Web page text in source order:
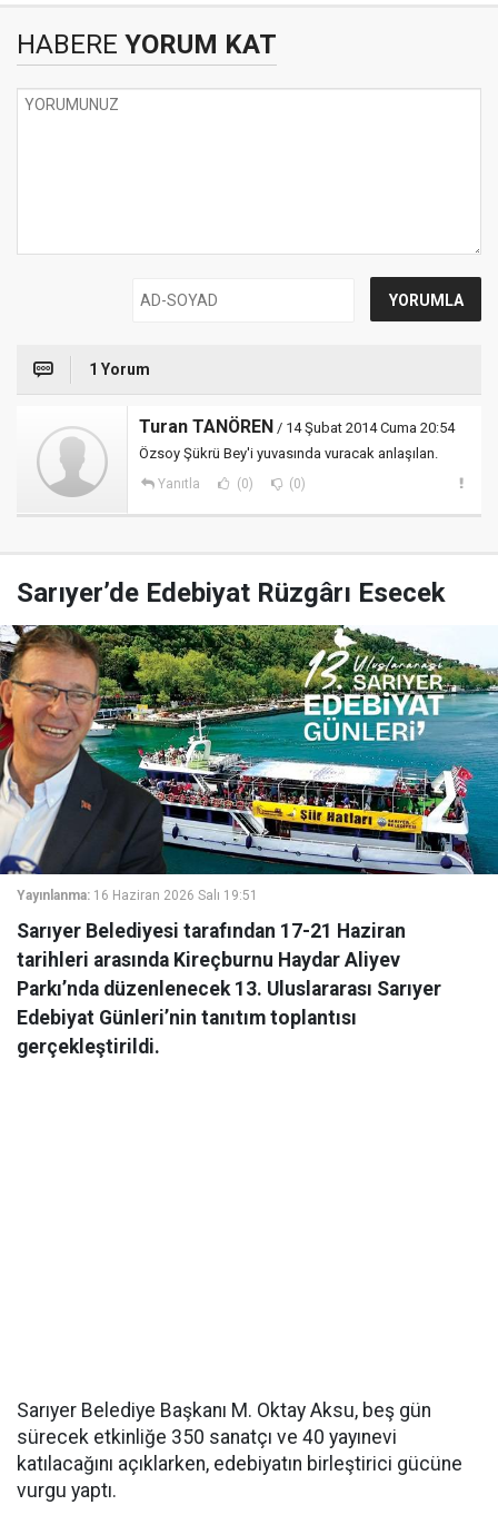
HABERE YORUM KAT
1 Yorum
Turan TANÖREN / 14 Şubat 2014 Cuma 20:54
Özsoy Şükrü Bey'i yuvasında vuracak anlaşılan.
Yanıtla (0) (0)
Sarıyer’de Edebiyat Rüzgârı Esecek
Yayınlanma: 16 Haziran 2026 Salı 19:51
Sarıyer Belediyesi tarafından 17-21 Haziran
tarihleri arasında Kireçburnu Haydar Aliyev
Parkı’nda düzenlenecek 13. Uluslararası Sarıyer
Edebiyat Günleri’nin tanıtım toplantısı
gerçekleştirildi.
Sarıyer Belediye Başkanı M. Oktay Aksu, beş gün
sürecek etkinliğe 350 sanatçı ve 40 yayınevi
katılacağını açıklarken, edebiyatın birleştirici gücüne
vurgu yaptı.